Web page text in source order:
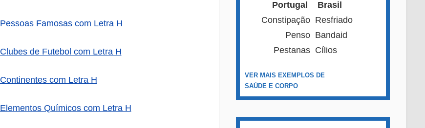
Pessoas Famosas com Letra H
Clubes de Futebol com Letra H
Continentes com Letra H
Elementos Químicos com Letra H
Portugal
Brasil
Constipação Resfriado
Penso Bandaid
Pestanas Cílios
VER MAIS EXEMPLOS DE
SAÚDE E CORPO